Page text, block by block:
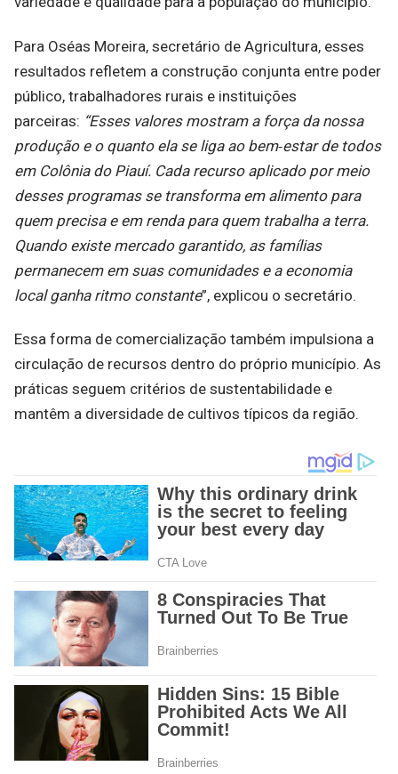
Para Oséas Moreira, secretário de Agricultura, esses
resultados refletem a construção conjunta entre poder
público, trabalhadores rurais e instituições
parceiras: “Esses valores mostram a força da nossa
produção e o quanto ela se liga ao bem‑estar de todos
em Colônia do Piauí. Cada recurso aplicado por meio
desses programas se transforma em alimento para
quem precisa e em renda para quem trabalha a terra.
Quando existe mercado garantido, as famílias
permanecem em suas comunidades e a economia
local ganha ritmo constante”, explicou o secretário.
Essa forma de comercialização também impulsiona a
circulação de recursos dentro do próprio município. As
práticas seguem critérios de sustentabilidade e
mantêm a diversidade de cultivos típicos da região.